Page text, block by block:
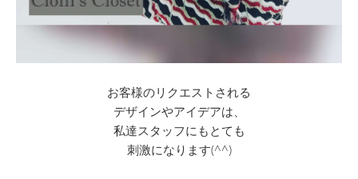
お客様のリクエストされる
デザインやアイデアは、
私達スタッフにもとても
刺激になります(^^)